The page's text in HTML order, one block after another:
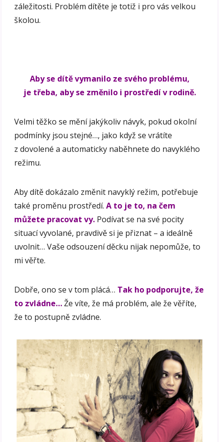
záležitosti. Problém dítěte je totiž i pro vás velkou
školou.
Aby se dítě vymanilo ze svého problému,
je třeba, aby se změnilo i prostředí v rodině.
Velmi těžko se mění jakýkoliv návyk, pokud okolní
podmínky jsou stejné…, jako když se vrátíte
z dovolené a automaticky naběhnete do navyklého
režimu.
Aby dítě dokázalo změnit navyklý režim, potřebuje
také proměnu prostředí.A to je to, na čem
můžete pracovat vy. Podívat se na své pocity
situací vyvolané, pravdivě si je přiznat – a ideálně
uvolnit… Vaše odsouzení děcku nijak nepomůže, to
mi věřte.
Dobře, ono se v tom plácá… Tak ho podporujte, že
to zvládne…Že víte, že má problém, ale že věříte,
že to postupně zvládne.